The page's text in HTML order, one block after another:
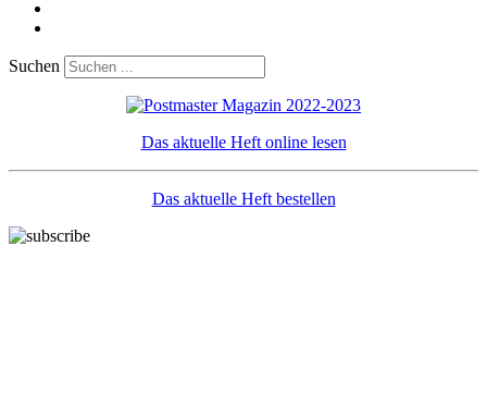
Suchen
Das aktuelle Heft online lesen
Das aktuelle Heft bestellen